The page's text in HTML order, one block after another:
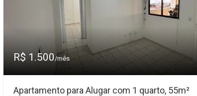
R$ 1.500/mês
Apartamento para Alugar com 1 quarto, 55m²